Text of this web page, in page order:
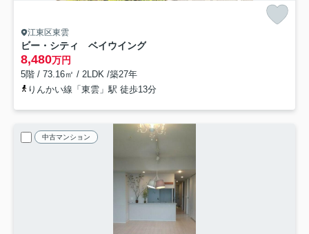
江東区東雲
ビー・シティ ベイウイング
8,480万円
5階 / 73.16㎡ / 2LDK /築27年
りんかい線「東雲」駅 徒歩13分
中古マンション